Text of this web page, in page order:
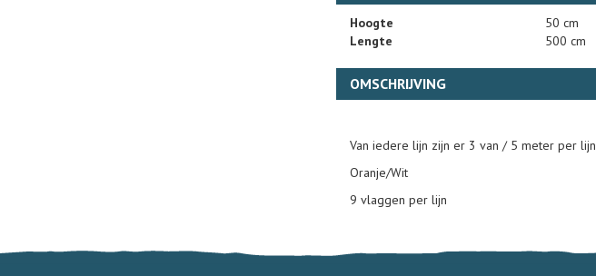
Hoogte
50 cm
Lengte
500 cm
OMSCHRIJVING
Van iedere lijn zijn er 3 van / 5 meter per lijn
Oranje/Wit
9 vlaggen per lijn